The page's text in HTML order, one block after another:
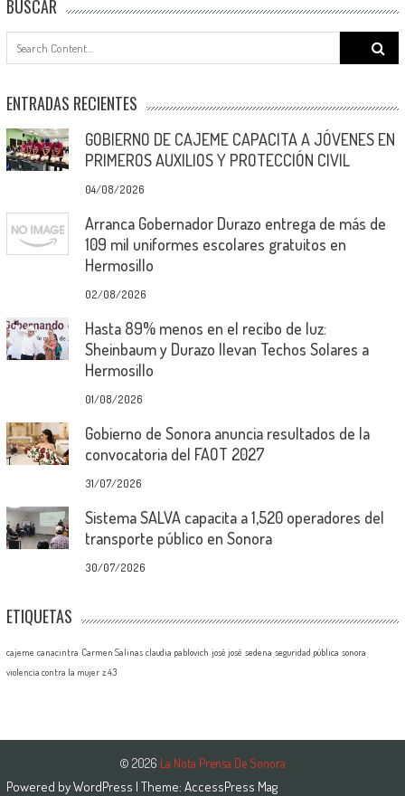
BUSCAR
Search
for:
ENTRADAS RECIENTES
GOBIERNO DE CAJEME CAPACITA A JÓVENES EN
PRIMEROS AUXILIOS Y PROTECCIÓN CIVIL
04/08/2026
Arranca Gobernador Durazo entrega de más de
109 mil uniformes escolares gratuitos en
Hermosillo
02/08/2026
Hasta 89% menos en el recibo de luz:
Sheinbaum y Durazo llevan Techos Solares a
Hermosillo
01/08/2026
Gobierno de Sonora anuncia resultados de la
convocatoria del FAOT 2027
31/07/2026
Sistema SALVA capacita a 1,520 operadores del
transporte público en Sonora
30/07/2026
ETIQUETAS
cajeme canacintra Carmen Salinas claudia pablovich josé josé sedena seguridad pública sonora
violencia contra la mujer z 43
© 2026 La Nota Prensa De Sonora
Powered byWordPress | Theme: AccessPress Mag